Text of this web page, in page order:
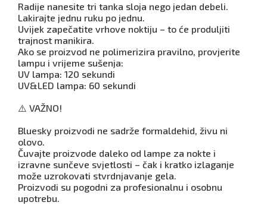
Radije nanesite tri tanka sloja nego jedan debeli.
Lakirajte jednu ruku po jednu.
Uvijek zapečatite vrhove noktiju – to će produljiti
trajnost manikira.
Ako se proizvod ne polimerizira pravilno, provjerite
lampu i vrijeme sušenja:
UV lampa: 120 sekundi
UV&LED lampa: 60 sekundi
⚠️ VAŽNO!
Bluesky proizvodi ne sadrže formaldehid, živu ni
olovo.
Čuvajte proizvode daleko od lampe za nokte i
izravne sunčeve svjetlosti – čak i kratko izlaganje
može uzrokovati stvrdnjavanje gela.
Proizvodi su pogodni za profesionalnu i osobnu
upotrebu.